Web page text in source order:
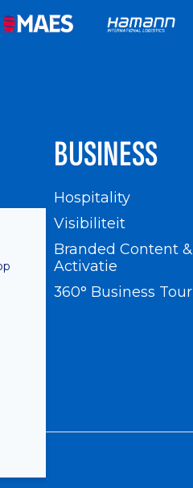
BUSINESS
Hospitality
Visibiliteit
Branded Content &
Activatie
360° Business Tour